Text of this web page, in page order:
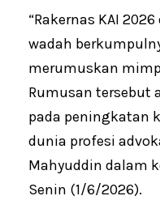
“Rakernas KAI
wadah
merumuskan
Rumusan tersebut
pada peningkatan
dunia profesi
Mahyuddin dalam
Senin (1/6/2026).